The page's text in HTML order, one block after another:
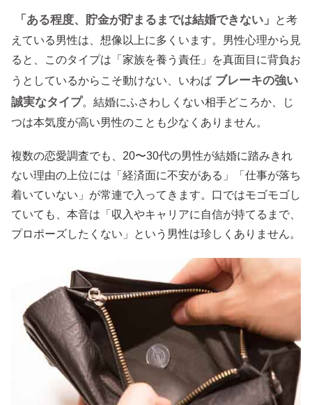
「ある程度、貯金が貯まるまでは結婚できない」
と考
えている男性は、想像以上に多くいます。男性心理から見
ると、このタイプは「家族を養う責任」を真面目に背負お
うとしているからこそ動けない、いわば ブレーキの強い
誠実なタイプ。結婚にふさわしくない相手どころか、じ
つは本気度が高い男性のことも少なくありません。
複数の恋愛調査でも、20〜30代の男性が結婚に踏みきれ
ない理由の上位には「経済面に不安がある」「仕事が落ち
着いていない」が常連で入ってきます。口ではモゴモゴし
ていても、本音は「収入やキャリアに自信が持てるまで、
プロポーズしたくない」という男性は珍しくありません。